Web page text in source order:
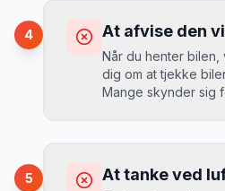
MJ
Mikkels erfaring
“ En lille bule i
kr. i selvrisiko.
Du betaler 20-30%
da udlejeren tager
Løsning
4 At afvise den
Når du henter
dig om at tjekke
Mange skynder sig
Du kan blive
var der før du fik
5 At tanke ved